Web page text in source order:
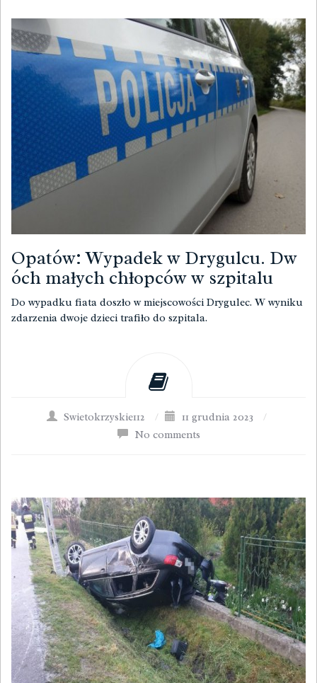
Opatów: Wypadek w Drygulcu. Dw
óch małych chłopców w szpitalu
Do wypadku fiata doszło w miejscowości Drygulec. W wyniku
zdarzenia dwoje dzieci trafiło do szpitala.
Swietokrzyskie112 / 11 grudnia 2023
/
No comments